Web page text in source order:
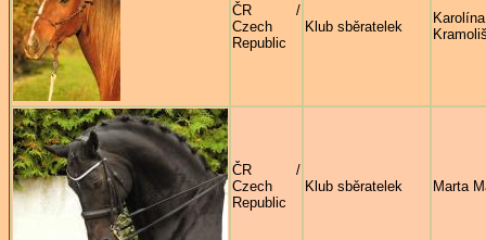
ČR /
Czech
Republic
Klub sběratelek
Karolína
ČR /
Czech
Republic
Klub sběratelek Marta